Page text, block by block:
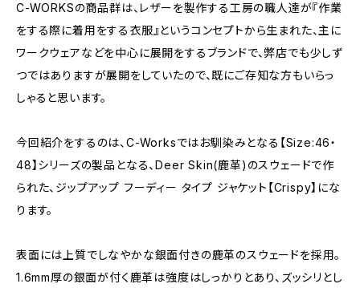
C-WORKSの商品群は、レザーを製作する工房の職人達が『作業
をする際に着用をする衣服』というコンセプトから生まれた、主に
ワークウェアなどを中心に展開をするブランドで、弊店でも少しず
つではありますが展開をしていたので、既にご存知な方もいらっ
しゃると思います。
今回紹介をするのは、C-Worksではお馴染みとなる【Size:46・
48】シリーズの製品となる、Deer Skin(鹿革)のスウェードで作
られた、ジップアップ フーディー タイプ ジャケット【Crispy】にな
ります。
表面には上質でしなやかな銀面付きの鹿革のスウェードを採用。
1.6mm厚の銀面が付く鹿革は強度はしっかりとあり、ズッシリとし